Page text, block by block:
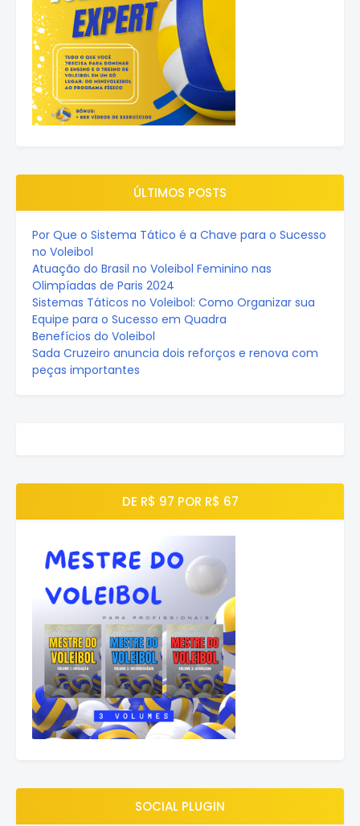
ÚLTIMOS POSTS
Por Que o Sistema Tático é a Chave para o Sucesso
no Voleibol
Atuação do Brasil no Voleibol Feminino nas
Olimpíadas de Paris 2024
Sistemas Táticos no Voleibol: Como Organizar sua
Equipe para o Sucesso em Quadra
Benefícios do Voleibol
Sada Cruzeiro anuncia dois reforços e renova com
peças importantes
DE R$ 97 POR R$ 67
SOCIAL PLUGIN